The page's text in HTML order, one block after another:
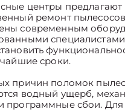
центры предлагают
ремонт
современным
сроки.
причин поломок
водный ущерб,
программные сбои. Для